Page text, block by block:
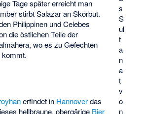
s
S
ul
t
a
n
a
t
v
o
n
Tage später erreicht man
stirbt Salazar an Skorbut.
Philippinen und Celebes
die östlichen Teile der
wo es zu Gefechten
kommt.
erfindet in Hannoverdas
hellbraune, obergärige Bier